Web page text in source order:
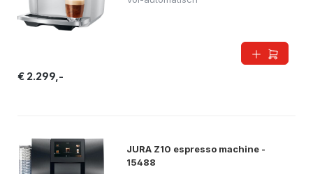
€ 2.299,-
JURA Z10 espresso machine -
15488